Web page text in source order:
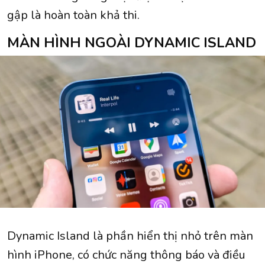
gập là hoàn toàn khả thi.
MÀN HÌNH NGOÀI DYNAMIC ISLAND
Dynamic Island là phần hiển thị nhỏ trên màn
hình iPhone, có chức năng thông báo và điều